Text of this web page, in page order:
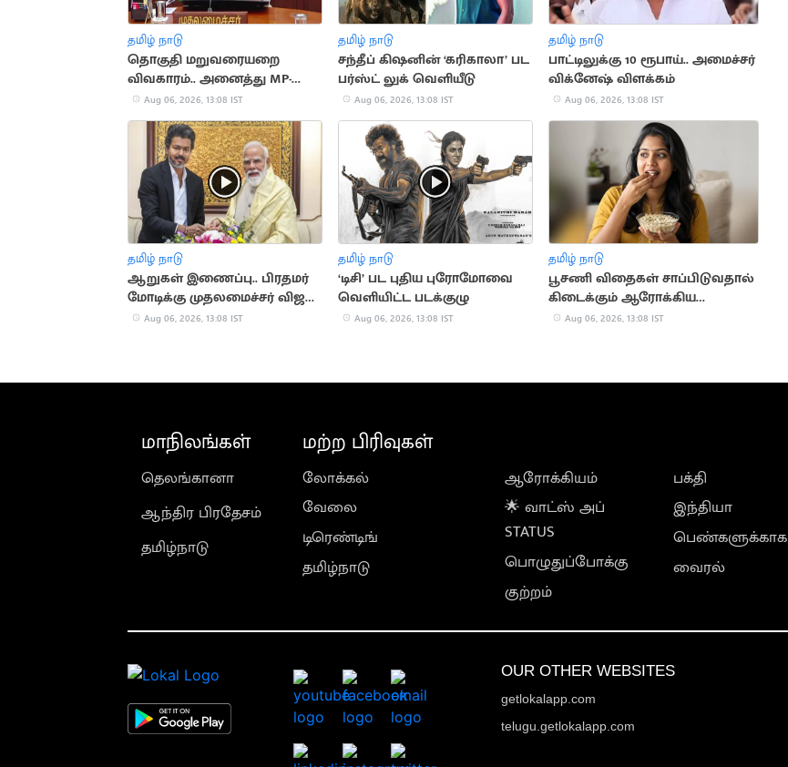
தமிழ் நாடு
தொகுதி மறுவரையறை
விவகாரம்.. அனைத்து MP-
க்களுக்கும் CM விஜய்
அழைப்பு
Aug 06, 2026, 13:08 IST
தமிழ் நாடு
சந்தீப் கிஷனின் ‘கரிகாலா’ பட
பர்ஸ்ட் லுக் வெளியீடு
Aug 06, 2026, 13:08 IST
தமிழ் நாடு
பாட்டிலுக்கு 10 ரூபாய்.. அமைச்சர்
விக்னேஷ் விளக்கம்
Aug 06, 2026, 13:08 IST
தமிழ் நாடு
ஆறுகள் இணைப்பு.. பிரதமர்
மோடிக்கு முதலமைச்சர் விஜய்
கடிதம்
Aug 06, 2026, 13:08 IST
தமிழ் நாடு
‘டிசி’ பட புதிய புரோமோவை
வெளியிட்ட படக்குழு
Aug 06, 2026, 13:08 IST
தமிழ் நாடு
பூசணி விதைகள் சாப்பிடுவதால்
கிடைக்கும் ஆரோக்கிய
நன்மைகள்
Aug 06, 2026, 13:08 IST
மாநிலங்கள்
தெலங்கானா
ஆந்திர பிரதேசம்
தமிழ்நாடு
மற்ற பிரிவுகள்
லோக்கல்
வேலை
டிரெண்டிங்
தமிழ்நாடு
ஆரோக்கியம்
🌟 வாட்ஸ் அப்
STATUS
பொழுதுப்போக்கு
குற்றம்
பக்தி
இந்தியா
பெண்களுக்காக
வைரல்
OUR OTHER WEBSITES
getlokalapp.com
telugu.getlokalapp.com